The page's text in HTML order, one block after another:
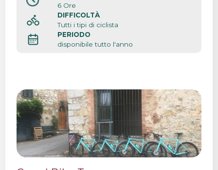
6 Ore
DIFFICOLTÀ
Tutti i tipi di ciclista
PERIODO
disponibile tutto l'anno